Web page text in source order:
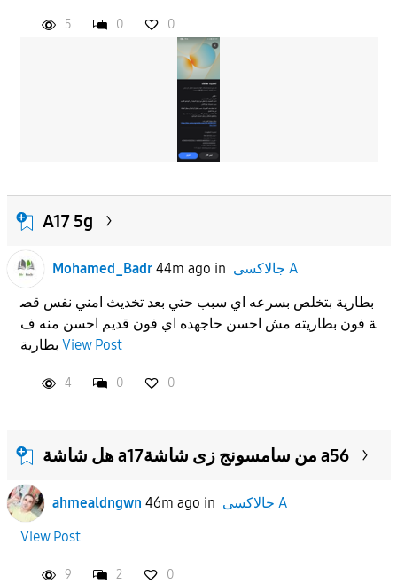
5 0 0
A17 5g
Mohamed_Badr 44m ago in
جالاكسى A
بطارية بتخلص بسرعه اي سبب حتي بعد تخديث امني نفس قص
ة فون بطاريته مش احسن حاجهده اي فون قديم احسن منه ف
View Post
4 0 0
هل شاشة a17من سامسونج زى شاشة a56
ahmealdngwn 46m ago in
جالاكسى A
View Post
9 2 0